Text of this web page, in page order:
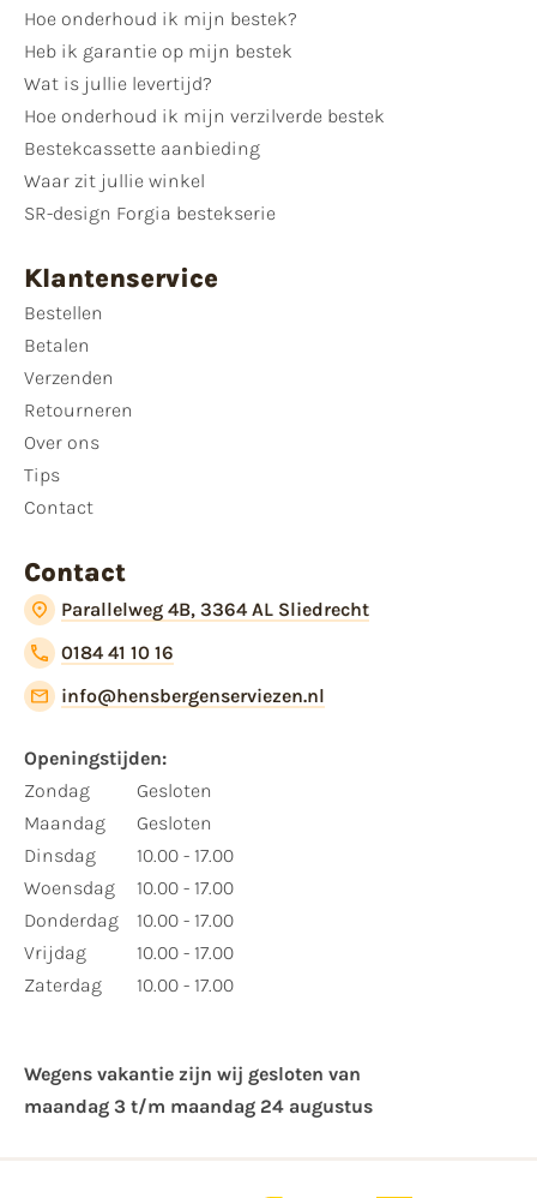
Hoe onderhoud ik mijn bestek?
Heb ik garantie op mijn bestek
Wat is jullie levertijd?
Hoe onderhoud ik mijn verzilverde bestek
Bestekcassette aanbieding
Waar zit jullie winkel
SR-design Forgia bestekserie
Klantenservice
Bestellen
Betalen
Verzenden
Retourneren
Over ons
Tips
Contact
Contact
Parallelweg 4B, 3364 AL Sliedrecht
0184 41 10 16
info@hensbergenserviezen.nl
Openingstijden:
Zondag
Maandag
Dinsdag
Woensdag
Donderdag
Vrijdag
Zaterdag
Gesloten
Gesloten
10.00 - 17.00
10.00 - 17.00
10.00 - 17.00
10.00 - 17.00
10.00 - 17.00
Wegens vakantie zijn wij gesloten van ​
maandag 3 t/m maandag 24 augustus